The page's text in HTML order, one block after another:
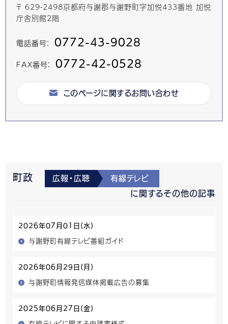
〒 629-2498京都府与謝郡与謝野町字加悦433番地 加悦
庁舎別館2階
電話番号： 0772-43-9028
FAX番号： 0772-42-0528
このページに関するお問い合わせ
町政 広報・広聴 有線テレビ
に関するその他の記事
2026年07月01日(水)
与謝野町有線テレビ番組ガイド
2026年06月29日(月)
与謝野町情報発信媒体掲載広告の募集
2025年06月27日(金)